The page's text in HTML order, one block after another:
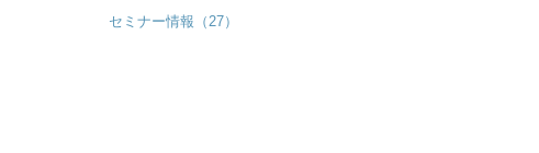
セミナー情報（27）